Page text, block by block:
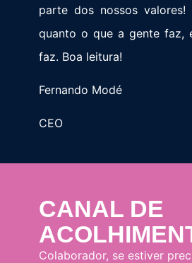
parte dos nossos valores!
quanto o que a gente faz,
faz. Boa leitura!
Fernando Modé
CEO
CANAL DE
Colaborador, se estiver